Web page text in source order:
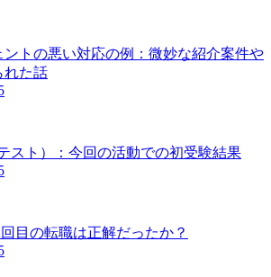
ントの悪い対応の例：微妙な紹介案件や
れた話
スト）：今回の活動での初受験結果
目の転職は正解だったか？